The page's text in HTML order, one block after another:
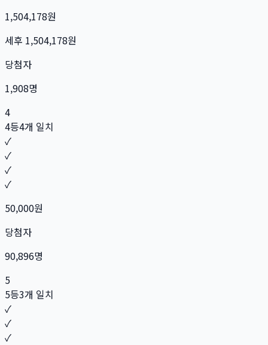
1,504,178원
세후 1,504,178원
당첨자
1,908명
4
4등4개 일치
✓
✓
✓
✓
50,000원
당첨자
90,896명
5
5등3개 일치
✓
✓
✓